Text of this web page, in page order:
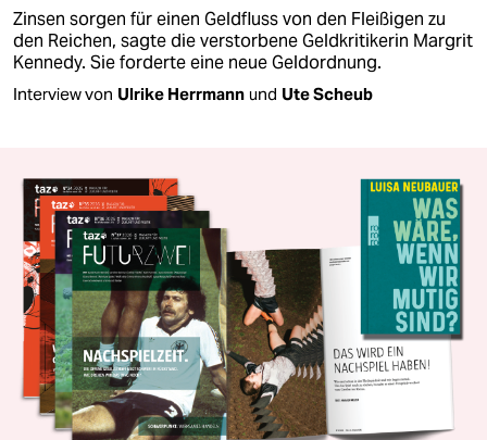
Zinsen sorgen für einen Geldfluss von den Fleißigen zu
den Reichen, sagte die verstorbene Geldkritikerin Margrit
Kennedy. Sie forderte eine neue Geldordnung.
Interview von Ulrike Herrmann und Ute Scheub